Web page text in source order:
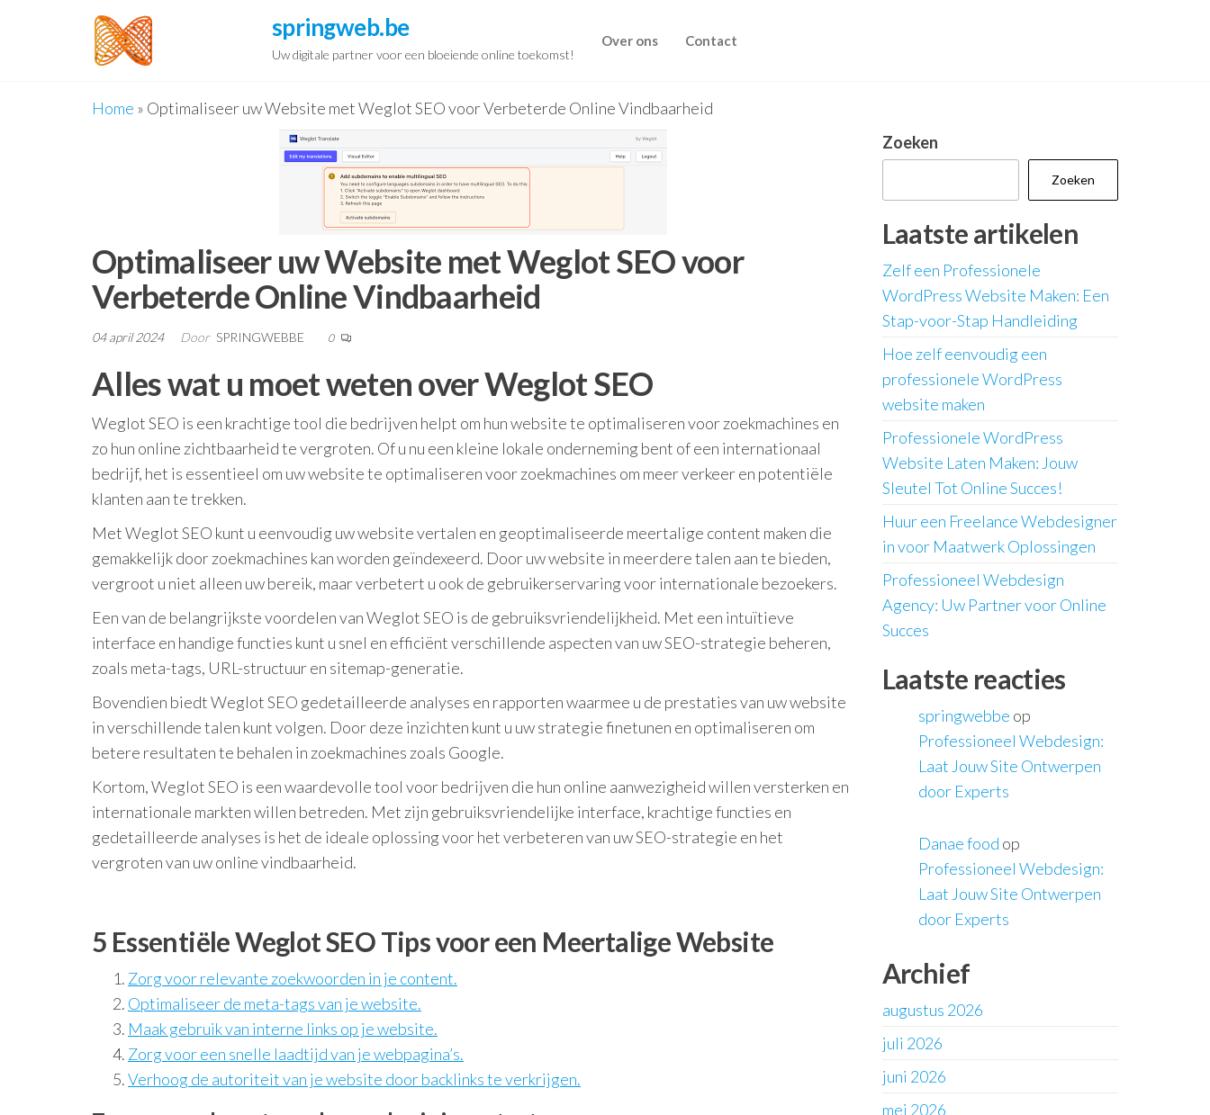
springweb.be
Uw digitale partner voor een bloeiende online toekomst!
Over ons Contact
Home » Optimaliseer uw Website met Weglot SEO voor Verbeterde Online Vindbaarheid
Optimaliseer uw Website met Weglot SEO voor
Verbeterde Online Vindbaarheid
04 april 2024 Door SPRINGWEBBE 0
Alles wat u moet weten over Weglot SEO
Weglot SEO is een krachtige tool die bedrijven helpt om hun website te optimaliseren voor zoekmachines en
zo hun online zichtbaarheid te vergroten. Of u nu een kleine lokale onderneming bent of een internationaal
bedrijf, het is essentieel om uw website te optimaliseren voor zoekmachines om meer verkeer en potentiële
klanten aan te trekken.
Met Weglot SEO kunt u eenvoudig uw website vertalen en geoptimaliseerde meertalige content maken die
gemakkelijk door zoekmachines kan worden geïndexeerd. Door uw website in meerdere talen aan te bieden,
vergroot u niet alleen uw bereik, maar verbetert u ook de gebruikerservaring voor internationale bezoekers.
Een van de belangrijkste voordelen van Weglot SEO is de gebruiksvriendelijkheid. Met een intuïtieve
interface en handige functies kunt u snel en efficiënt verschillende aspecten van uw SEO-strategie beheren,
zoals meta-tags, URL-structuur en sitemap-generatie.
Bovendien biedt Weglot SEO gedetailleerde analyses en rapporten waarmee u de prestaties van uw website
in verschillende talen kunt volgen. Door deze inzichten kunt u uw strategie finetunen en optimaliseren om
betere resultaten te behalen in zoekmachines zoals Google.
Kortom, Weglot SEO is een waardevolle tool voor bedrijven die hun online aanwezigheid willen versterken en
internationale markten willen betreden. Met zijn gebruiksvriendelijke interface, krachtige functies en
gedetailleerde analyses is het de ideale oplossing voor het verbeteren van uw SEO-strategie en het
vergroten van uw online vindbaarheid.
5 Essentiële Weglot SEO Tips voor een Meertalige Website
Zorg voor relevante zoekwoorden in je content.
Optimaliseer de meta-tags van je website.
Maak gebruik van interne links op je website.
Zorg voor een snelle laadtijd van je webpagina’s.
Verhoog de autoriteit van je website door backlinks te verkrijgen.
Zoeken
Zoeken
Laatste artikelen
Zelf een Professionele
WordPress Website Maken: Een
Stap-voor-Stap Handleiding
Hoe zelf eenvoudig een
professionele WordPress
website maken
Professionele WordPress
Website Laten Maken: Jouw
Sleutel Tot Online Succes!
Huur een Freelance Webdesigner
in voor Maatwerk Oplossingen
Professioneel Webdesign
Agency: Uw Partner voor Online
Succes
Laatste reacties
springwebbe op
Professioneel Webdesign:
Laat Jouw Site Ontwerpen
door Experts
Danae food op
Professioneel Webdesign:
Laat Jouw Site Ontwerpen
door Experts
Archief
augustus 2026
juli 2026
juni 2026
mei 2026